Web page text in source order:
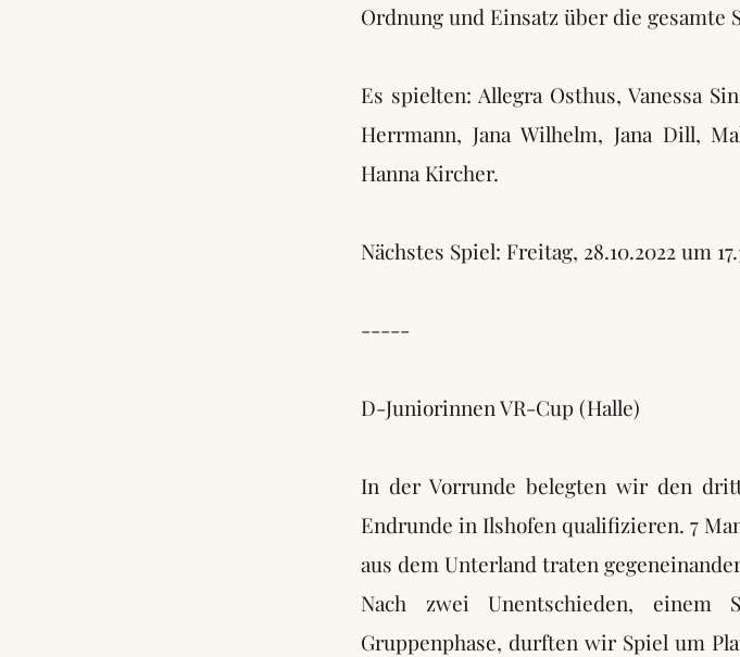
Ordnung und Einsatz über die gesamte
Es spielten: Allegra Osthus, Vanessa
Herrmann, Jana Wilhelm, Jana Dill,
Hanna Kircher.
Nächstes Spiel: Freitag, 28.10.2022 um
-----
D-Juniorinnen VR-Cup (Halle)
In der Vorrunde belegten wir den
Endrunde in Ilshofen qualifizieren. 7
aus dem Unterland traten
Nach zwei Unentschieden,
Gruppenphase, durften wir Spiel um